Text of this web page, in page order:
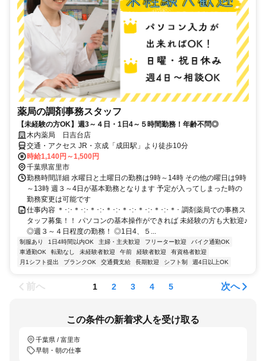
薬局の調剤事務スタッフ
【未経験の方OK】週3～４日・1日4～５時間勤務！年齢不問◎
木内薬局 日吉台店
交通・アクセス JR・京成「成田駅」より徒歩10分
時給1,140円～1,500円
千葉県富里市
勤務時間詳細 水曜日と土曜日の勤務は9時～14時 その他の曜日は9時
～13時 週３～4日が基本勤務となります 予定が入ってしまった時の
勤務変更は可能です
仕事内容 ＊･:･＊･:･＊･:･＊･:･＊･:･＊･:･＊･:･＊･ 調剤薬局での事務ス
タッフ募集！！ パソコンの基本操作ができれば 未経験の方も大歓迎♪
◎週３～４日程度の勤務！ ◎1日4、５...
制服あり 1日4時間以内OK 主婦・主夫歓迎 フリーター歓迎
バイク通勤OK
車通勤OK
転勤なし 未経験者歓迎 午前 経験者歓迎
有資格者歓迎
月1シフト提出
ブランクOK 交通費支給 長期歓迎 シフト制 週4日以上OK
前へ 1 2 3 4 5 次へ
この条件の新着求人を受け取る
千葉県 / 富里市
早朝・朝の仕事